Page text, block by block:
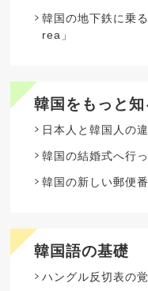
韓国の地下鉄に乗
rea」
韓国をもっと知
日本人と韓国人の
韓国の結婚式へ行
韓国の新しい郵便
韓国語の基礎
ハングル反切表の